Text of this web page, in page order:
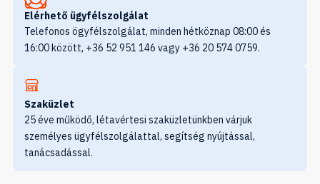
Elérhető ügyfélszolgálat
Telefonos ögyfélszolgálat, minden hétköznap 08:00 és
16:00 között, +36 52 951 146 vagy +36 20 574 0759.
Szaküzlet
25 éve működő, létavértesi szaküzletünkben várjuk
személyes ügyfélszolgálattal, segítség nyújtással,
tanácsadással.